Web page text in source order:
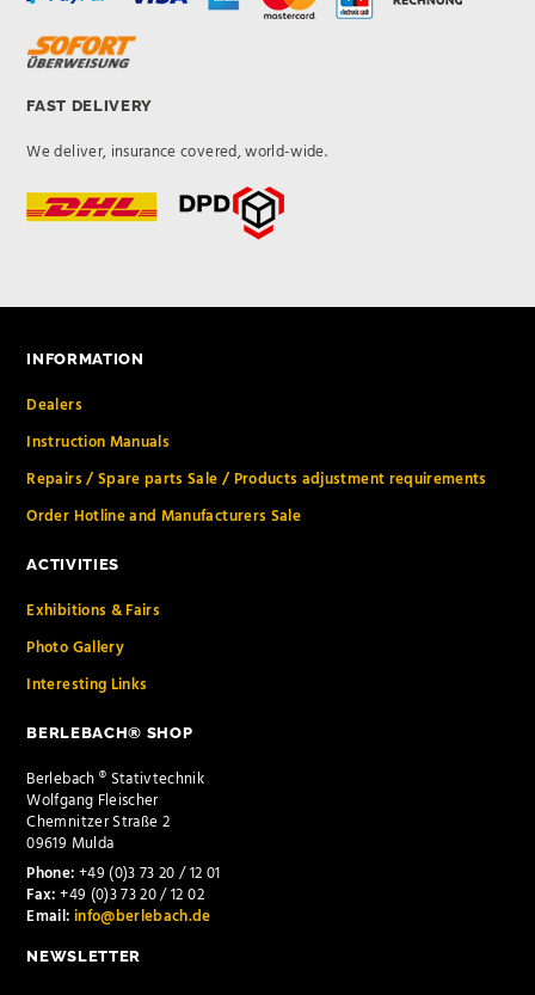
FAST DELIVERY
We deliver, insurance covered, world-wide.
INFORMATION
Dealers
Instruction Manuals
Repairs / Spare parts Sale / Products adjustment requirements
Order Hotline and Manufacturers Sale
ACTIVITIES
Exhibitions & Fairs
Photo Gallery
Interesting Links
BERLEBACH® SHOP
Berlebach ® Stativtechnik
Wolfgang Fleischer
Chemnitzer Straße 2
09619 Mulda
Phone:+49 (0)3 73 20 / 12 01
Fax:+49 (0)3 73 20 / 12 02
Email:info@berlebach.de
NEWSLETTER